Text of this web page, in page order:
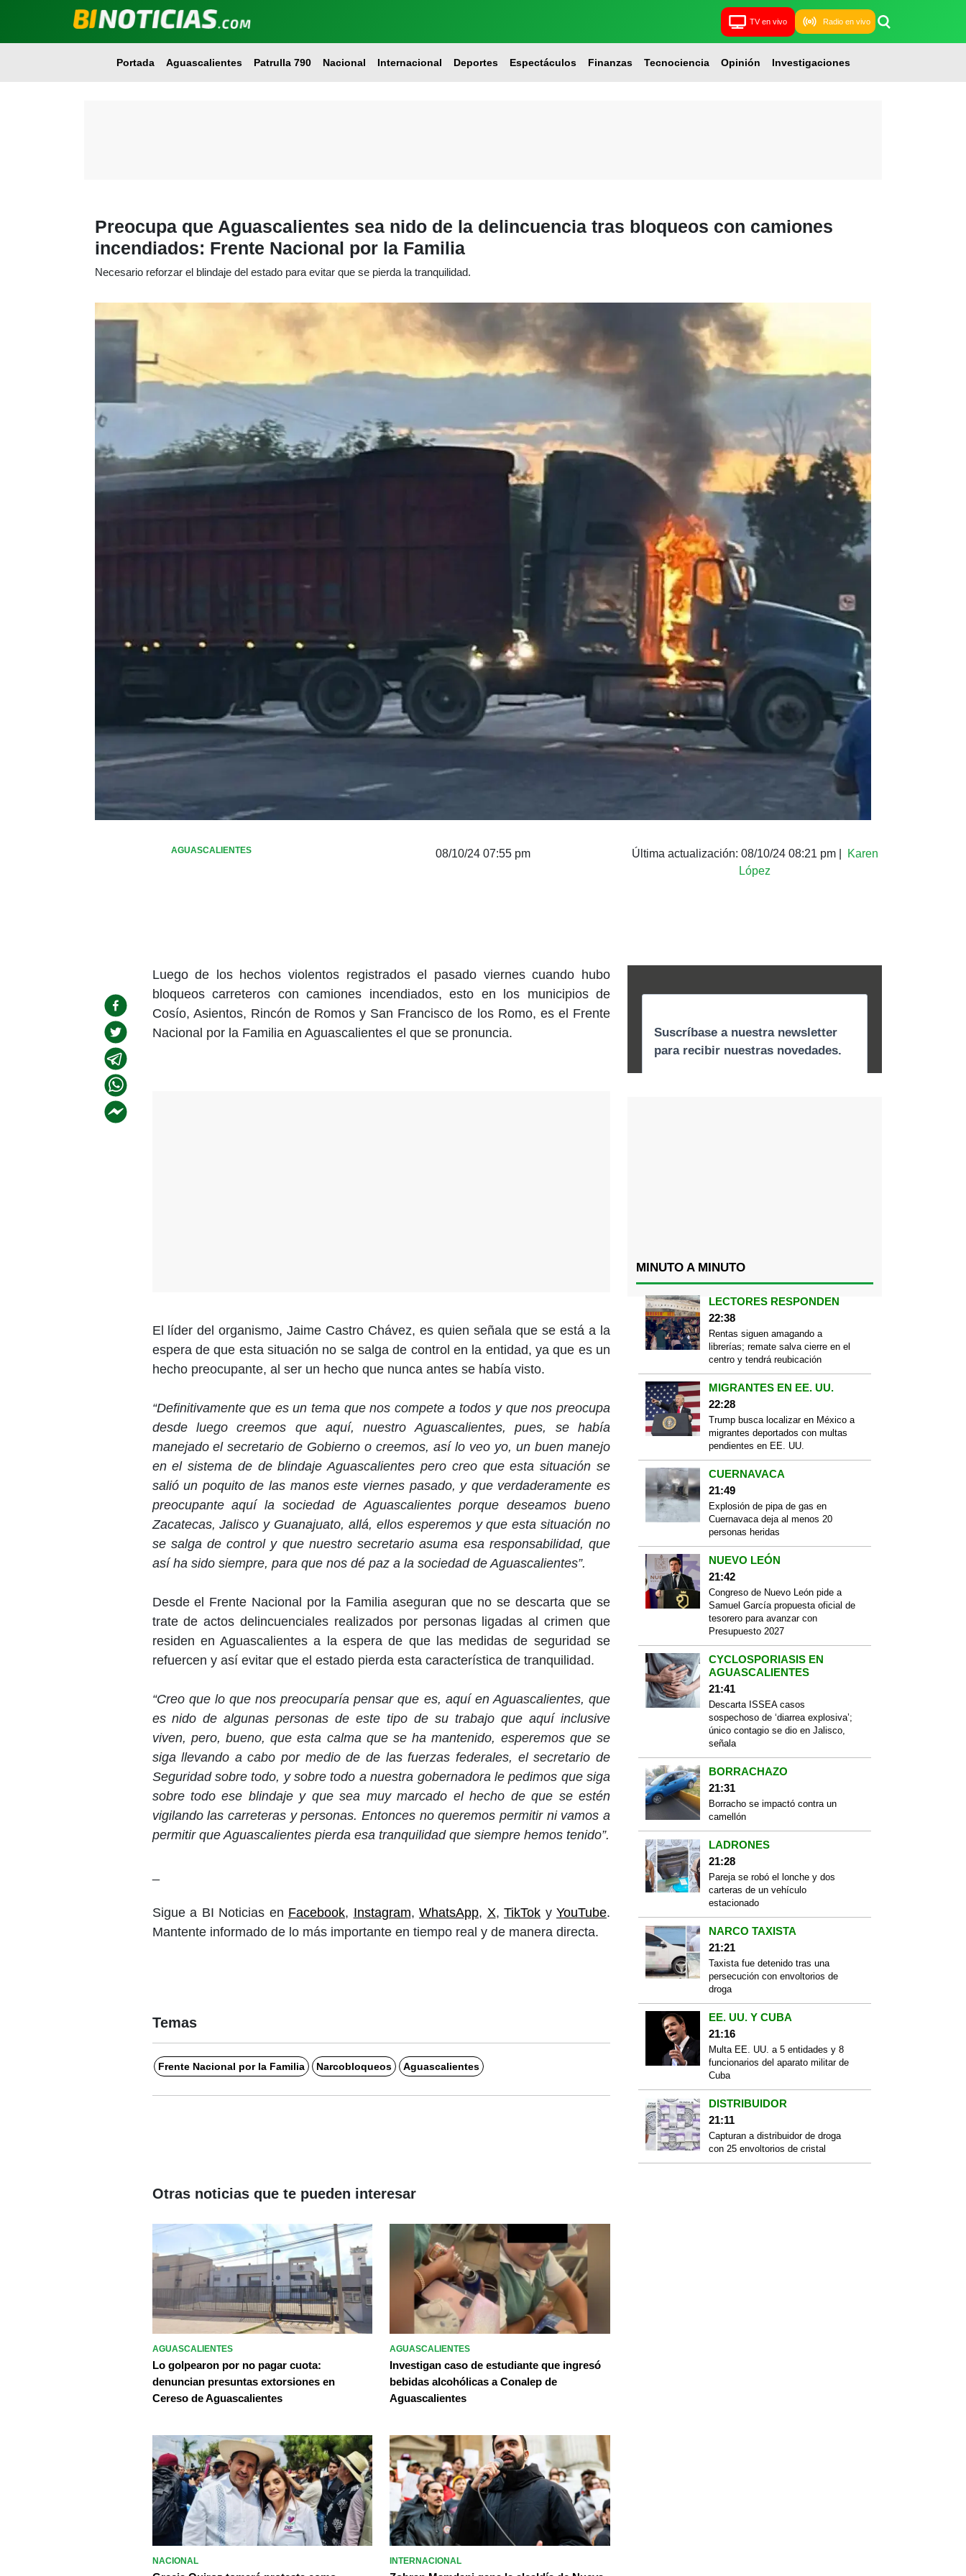
TV en vivo Radio en vivo
Portada Aguascalientes Patrulla 790 Nacional Internacional Deportes Espectáculos Finanzas Tecnociencia Opinión Investigaciones
Preocupa que Aguascalientes sea nido de la delincuencia tras bloqueos con camiones
incendiados: Frente Nacional por la Familia
Necesario reforzar el blindaje del estado para evitar que se pierda la tranquilidad.
AGUASCALIENTES 08/10/24 07:55 pm Última actualización: 08/10/24 08:21 pm|
Karen
López
Luego de los hechos violentos registrados el pasado viernes cuando hubo
bloqueos carreteros con camiones incendiados, esto en los municipios de
Cosío, Asientos, Rincón de Romos y San Francisco de los Romo, es el Frente
Nacional por la Familia en Aguascalientes el que se pronuncia.
El líder del organismo, Jaime Castro Chávez, es quien señala que se está a la
espera de que esta situación no se salga de control en la entidad, ya que es un
hecho preocupante, al ser un hecho que nunca antes se había visto.
“Definitivamente que es un tema que nos compete a todos y que nos preocupa
desde luego creemos que aquí, nuestro Aguascalientes, pues, se había
manejado el secretario de Gobierno o creemos, así lo veo yo, un buen manejo
en el sistema de de blindaje Aguascalientes pero creo que esta situación se
salió un poquito de las manos este viernes pasado, y que verdaderamente es
preocupante aquí la sociedad de Aguascalientes porque deseamos bueno
Zacatecas, Jalisco y Guanajuato, allá, ellos esperemos y que esta situación no
se salga de control y que nuestro secretario asuma esa responsabilidad, que
así ha sido siempre, para que nos dé paz a la sociedad de Aguascalientes”.
Desde el Frente Nacional por la Familia aseguran que no se descarta que se
trate de actos delincuenciales realizados por personas ligadas al crimen que
residen en Aguascalientes a la espera de que las medidas de seguridad se
refuercen y así evitar que el estado pierda esta característica de tranquilidad.
“Creo que lo que nos preocuparía pensar que es, aquí en Aguascalientes, que
es nido de algunas personas de este tipo de su trabajo que aquí inclusive
viven, pero, bueno, que esta calma que se ha mantenido, esperemos que se
siga llevando a cabo por medio de de las fuerzas federales, el secretario de
Seguridad sobre todo, y sobre todo a nuestra gobernadora le pedimos que siga
sobre todo ese blindaje y que sea muy marcado el hecho de que se estén
vigilando las carreteras y personas. Entonces no queremos permitir ni vamos a
permitir que Aguascalientes pierda esa tranquilidad que siempre hemos tenido”.
Sigue a BI Noticias en Facebook, Instagram, WhatsApp, X, TikTok y YouTube.
Mantente informado de lo más importante en tiempo real y de manera directa.
Temas
Frente Nacional por la Familia Narcobloqueos Aguascalientes
MINUTO A MINUTO
LECTORES RESPONDEN
22:38
Rentas siguen amagando a
librerías; remate salva cierre en el
centro y tendrá reubicación
MIGRANTES EN EE. UU.
22:28
Trump busca localizar en México a
migrantes deportados con multas
pendientes en EE. UU.
CUERNAVACA
21:49
Explosión de pipa de gas en
Cuernavaca deja al menos 20
personas heridas
NUEVO LEÓN
21:42
Congreso de Nuevo León pide a
Samuel García propuesta oficial de
tesorero para avanzar con
Presupuesto 2027
CYCLOSPORIASIS EN
AGUASCALIENTES
21:41
Descarta ISSEA casos
sospechoso de ‘diarrea explosiva’;
único contagio se dio en Jalisco,
señala
BORRACHAZO
21:31
Borracho se impactó contra un
camellón
LADRONES
21:28
Pareja se robó el lonche y dos
carteras de un vehículo
estacionado
NARCO TAXISTA
21:21
Taxista fue detenido tras una
persecución con envoltorios de
droga
EE. UU. Y CUBA
21:16
Multa EE. UU. a 5 entidades y 8
funcionarios del aparato militar de
Cuba
DISTRIBUIDOR
21:11
Capturan a distribuidor de droga
con 25 envoltorios de cristal
Otras noticias que te pueden interesar
AGUASCALIENTES
Lo golpearon por no pagar cuota:
denuncian presuntas extorsiones en
Cereso de Aguascalientes
AGUASCALIENTES
Investigan caso de estudiante que ingresó
bebidas alcohólicas a Conalep de
Aguascalientes
NACIONAL INTERNACIONAL